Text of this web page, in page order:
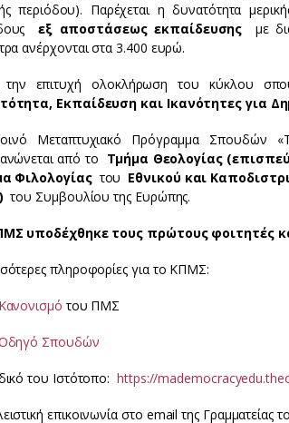
περιόδου). Παρέχεται η δυνατότητα
εξ αποστάσεως εκπαίδευσηςμε
ανέρχονται στα 3.400 ευρώ.
την επιτυχή ολοκλήρωση του κύκλου
Εκπαίδευση και Ικανότητες για
Μεταπτυχιακό Πρόγραμμα Σπουδών
από το Τμήμα Θεολογίας
Φιλολογίας του Εθνικού και
του Συμβουλίου της Ευρώπης.
υποδέχθηκε τους πρώτους φοιτητές
πληροφορίες για το ΚΠΜΣ:
Κανονισμό του ΠΜΣ
Σπουδών
του Ιστότοπο: https://
επικοινωνία στο email της Γραμματείας